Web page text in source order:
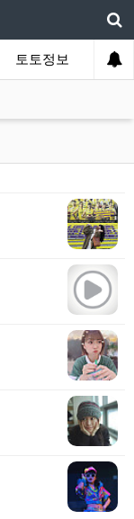
토토정보